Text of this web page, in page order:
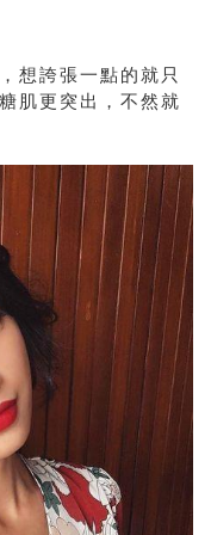
想誇張一點的就只
肌更突出，不然就